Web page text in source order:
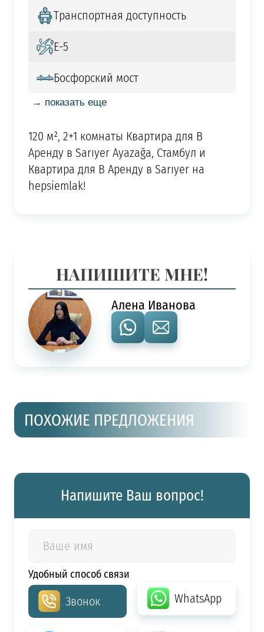
Транспортная доступность
Е-5
Босфорский мост
→ показать еще
120 м², 2+1 комнаты Квартира для В
Аренду в Sarıyer Ayazağa, Стамбул и
Квартира для В Аренду в Sarıyer на
hepsiemlak!
НАПИШИТЕ МНЕ!
Алена Иванова
ПОХОЖИЕ ПРЕДЛОЖЕНИЯ
Напишите Ваш вопрос!
Удобный способ связи
Звонок WhatsApp